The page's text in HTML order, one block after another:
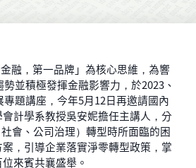
，第一品牌」為核心思維，為響
並積極發揮金融影響力，於2023、
題講座，今年5月12日再邀請國內
計學系教授吳安妮擔任主講人，分
會、公司治理）轉型時所面臨的困
，引導企業落實淨零轉型政策，掌
來賓共襄盛舉。